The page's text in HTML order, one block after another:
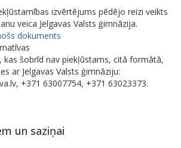
izvērtējums pēdējo reizi veikts
veica Jelgavas Valsts ģimnāzija.
dokuments
kas šobrīd nav piekļūstams, citā formātā,
ar Jelgavas Valsts ģimnāziju:
+371 63007754, +371 63023373.
un saziņai